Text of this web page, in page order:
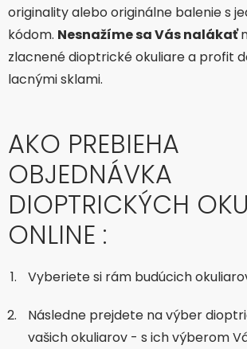
originality alebo originálne balenie s
kódom. Nesnažíme sa Vás nalákať
zlacnené dioptrické okuliare a profit
lacnými sklami.
AKO PREBIEHA
OBJEDNÁVKA
DIOPTRICKÝCH
ONLINE :
Vyberiete si rám budúcich
Následne prejdete na výber
vašich okuliarov - s ich výberom